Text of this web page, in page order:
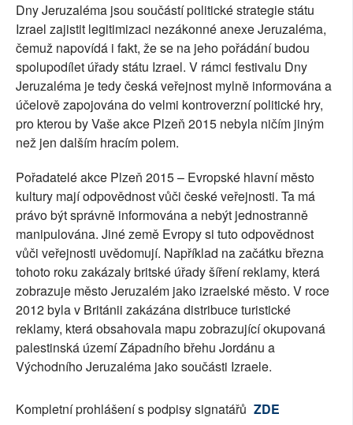
Dny Jeruzaléma jsou součástí politické strategie státu
Izrael zajistit legitimizaci nezákonné anexe Jeruzaléma,
čemuž napovídá i fakt, že se na jeho pořádání budou
spolupodílet úřady státu Izrael. V rámci festivalu Dny
Jeruzaléma je tedy česká veřejnost mylně informována a
účelově zapojována do velmi kontroverzní politické hry,
pro kterou by Vaše akce Plzeň 2015 nebyla ničím jiným
než jen dalším hracím polem.
Pořadatelé akce Plzeň 2015 – Evropské hlavní město
kultury mají odpovědnost vůči české veřejnosti. Ta má
právo být správně informována a nebýt jednostranně
manipulována. Jiné země Evropy si tuto odpovědnost
vůči veřejnosti uvědomují. Například na začátku března
tohoto roku zakázaly britské úřady šíření reklamy, která
zobrazuje město Jeruzalém jako izraelské město. V roce
2012 byla v Británii zakázána distribuce turistické
reklamy, která obsahovala mapu zobrazující okupovaná
palestinská území Západního břehu Jordánu a
Východního Jeruzaléma jako součásti Izraele.
Kompletní prohlášení s podpisy signatářů ZDE